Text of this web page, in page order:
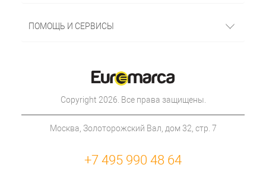
ПОМОЩЬ И СЕРВИСЫ
Copyright 2026. Все права защищены.
Москва, Золоторожский Вал, дом 32, стр. 7
+7 495 990 48 64